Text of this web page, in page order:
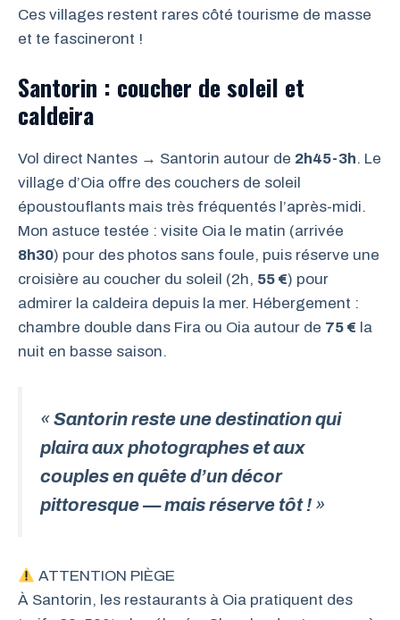
Ces villages restent rares côté tourisme de masse
et te fascineront !
Santorin : coucher de soleil et
caldeira
Vol direct Nantes → Santorin autour de 2h45-3h. Le
village d’Oia offre des couchers de soleil
époustouflants mais très fréquentés l’après-midi.
Mon astuce testée : visite Oia le matin (arrivée
8h30) pour des photos sans foule, puis réserve une
croisière au coucher du soleil (2h, 55 €) pour
admirer la caldeira depuis la mer. Hébergement :
chambre double dans Fira ou Oia autour de 75 € la
nuit en basse saison.
«Santorin reste une destination qui
plaira aux photographes et aux
couples en quête d’un décor
pittoresque — mais réserve tôt ! »
ATTENTION PIÈGE
À Santorin, les restaurants à Oia pratiquent des